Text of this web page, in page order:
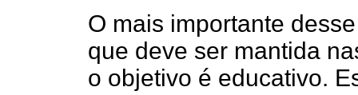
O mais importante
que deve ser mantida
o objetivo é educativo.